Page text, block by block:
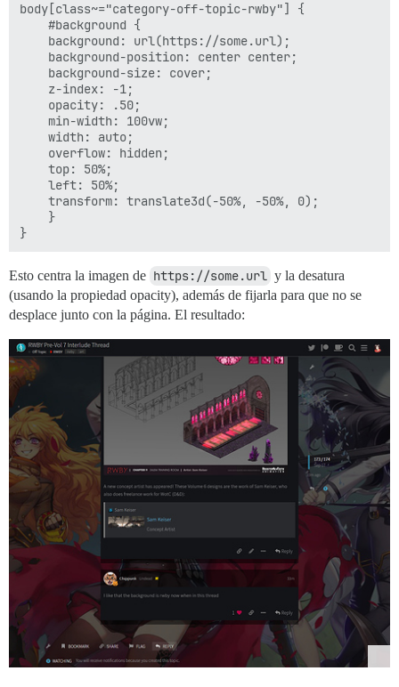
body[class~="category-off-topic-rwby"] {
    #background {
    background: url(https://some.url);
    background-position: center center;
    background-size: cover;
    z-index: -1;
    opacity: .50;
    min-width: 100vw;
    width: auto;
    overflow: hidden;
    top: 50%;
    left: 50%;
    transform: translate3d(-50%, -50%, 0);
    }
Esto centra la imagen de https://some.url y la desatura
(usando la propiedad opacity), además de fijarla para que no se
desplace junto con la página. El resultado: